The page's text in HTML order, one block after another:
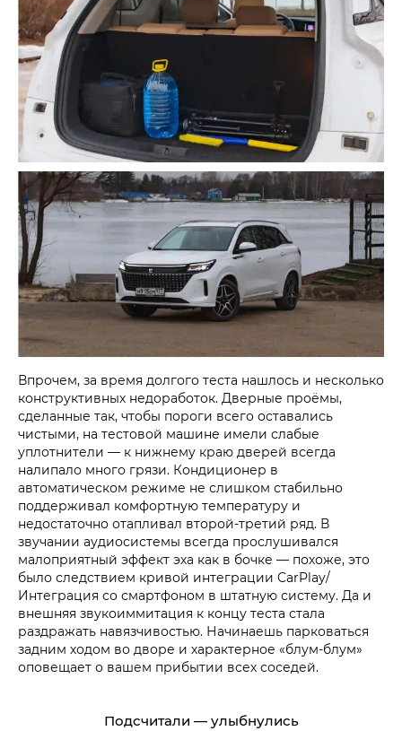
Впрочем, за время долгого теста нашлось и несколько
конструктивных недоработок. Дверные проёмы,
сделанные так, чтобы пороги всего оставались
чистыми, на тестовой машине имели слабые
уплотнители — к нижнему краю дверей всегда
налипало много грязи. Кондиционер в
автоматическом режиме не слишком стабильно
поддерживал комфортную температуру и
недостаточно отапливал второй-третий ряд. В
звучании аудиосистемы всегда прослушивался
малоприятный эффект эха как в бочке — похоже, это
было следствием кривой интеграции CarPlay/
Интеграция со смартфоном в штатную систему. Да и
внешняя звукоиммитация к концу теста стала
раздражать навязчивостью. Начинаешь парковаться
задним ходом во дворе и характерное «блум-блум»
оповещает о вашем прибытии всех соседей.
Подсчитали — улыбнулись